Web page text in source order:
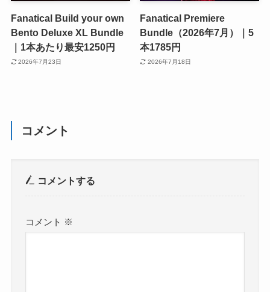
Fanatical Build your own
Bento Deluxe XL Bundle
｜1本あたり最安1250円
2026年7月23日
Fanatical Premiere
Bundle（2026年7月）｜5
本1785円
2026年7月18日
コメント
コメントする
コメント ※